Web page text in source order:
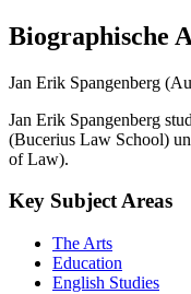
Biographische
Jan Erik Spangenberg
Jan Erik Spangenberg
(Bucerius Law School)
of Law).
Key Subject Areas
The Arts
Education
English Studies